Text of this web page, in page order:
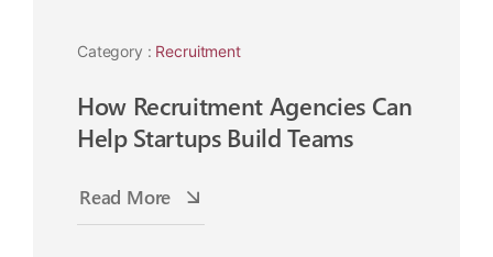
Category : Recruitment
How Recruitment Agencies Can
Help Startups Build Teams
Read More